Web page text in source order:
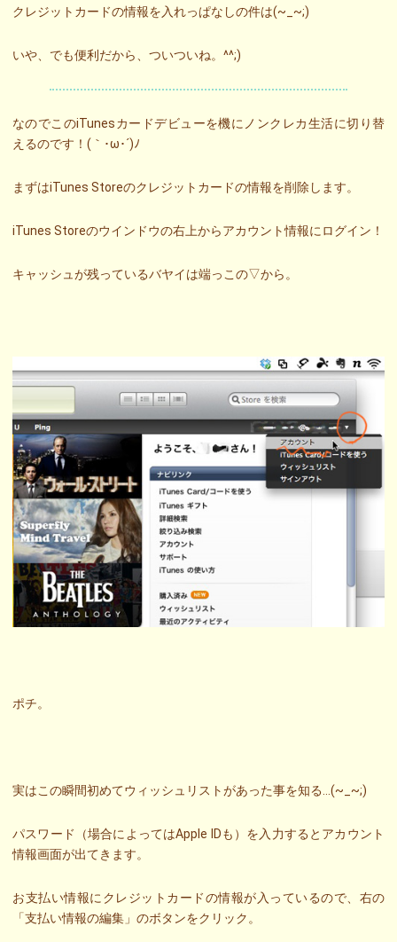
クレジットカードの情報を入れっぱなしの件は(~_~;)
いや、でも便利だから、ついついね。^^;)
なのでこのiTunesカードデビューを機にノンクレカ生活に切り替
えるのです！(｀･ω･´)ﾉ
まずはiTunes Storeのクレジットカードの情報を削除します。
iTunes Storeのウインドウの右上からアカウント情報にログイン！
キャッシュが残っているバヤイは端っこの▽から。
ポチ。
実はこの瞬間初めてウィッシュリストがあった事を知る…(~_~;)
パスワード（場合によってはApple IDも）を入力するとアカウント
情報画面が出てきます。
お支払い情報にクレジットカードの情報が入っているので、右の
「支払い情報の編集」のボタンをクリック。